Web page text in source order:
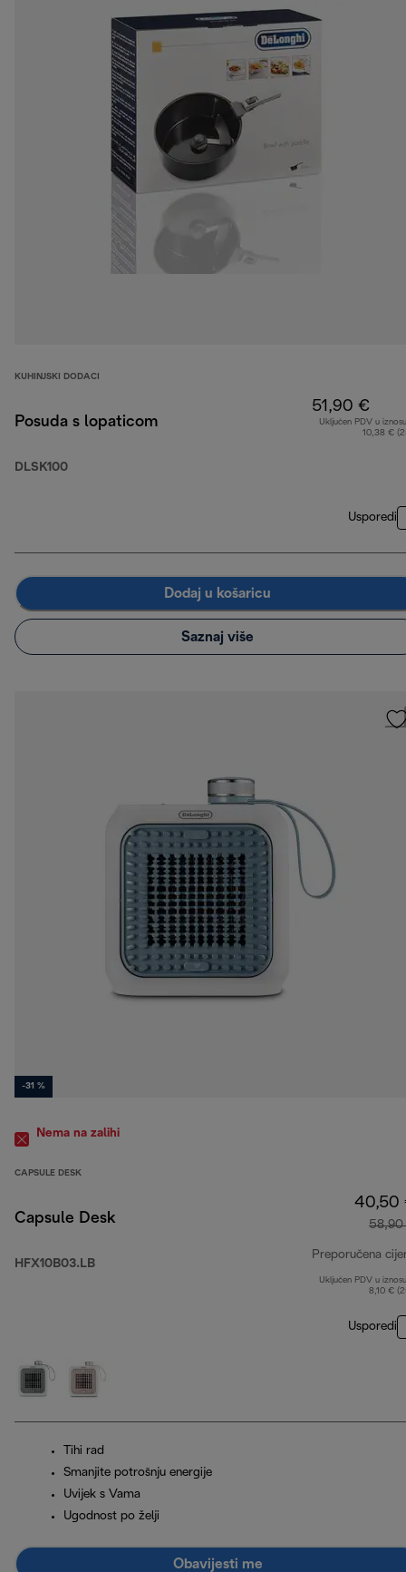
KUHINJSKI DODACI
Posuda s lopaticom
DLSK100
51,90 €
Uključen PDV u
10,38 €
Usporedi
Dodaj u košaricu
Saznaj više
-31 %
Nema na zalihi
CAPSULE DESK
Capsule Desk
HFX10B03.LB
40,50
58,90
Preporučena
Uključen PDV u
8,10 €
Usporedi
Tihi rad
Smanjite potrošnju energije
Uvijek s Vama
Ugodnost po želji
Obavijesti me